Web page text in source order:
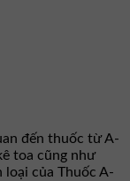
đến thuốc từ A-
toa cũng như
loại của Thuốc A-